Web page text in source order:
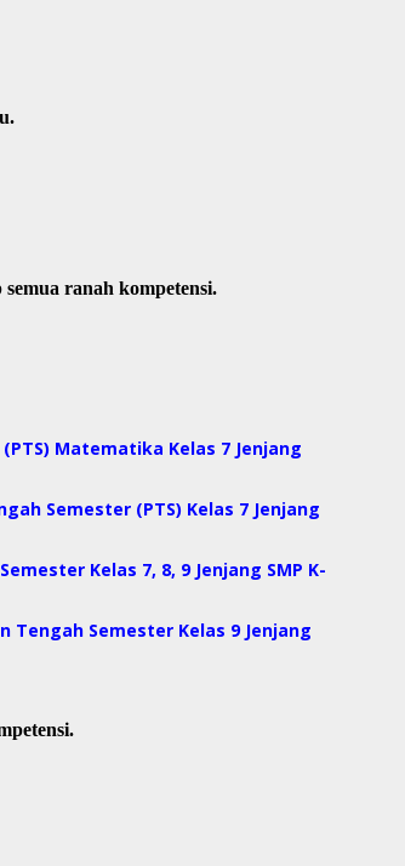
ranah kompetensi.
Matematika Kelas 7 Jenjang
Semester (PTS) Kelas 7 Jenjang
Kelas 7, 8, 9 Jenjang SMP K-
Tengah Semester Kelas 9 Jenjang